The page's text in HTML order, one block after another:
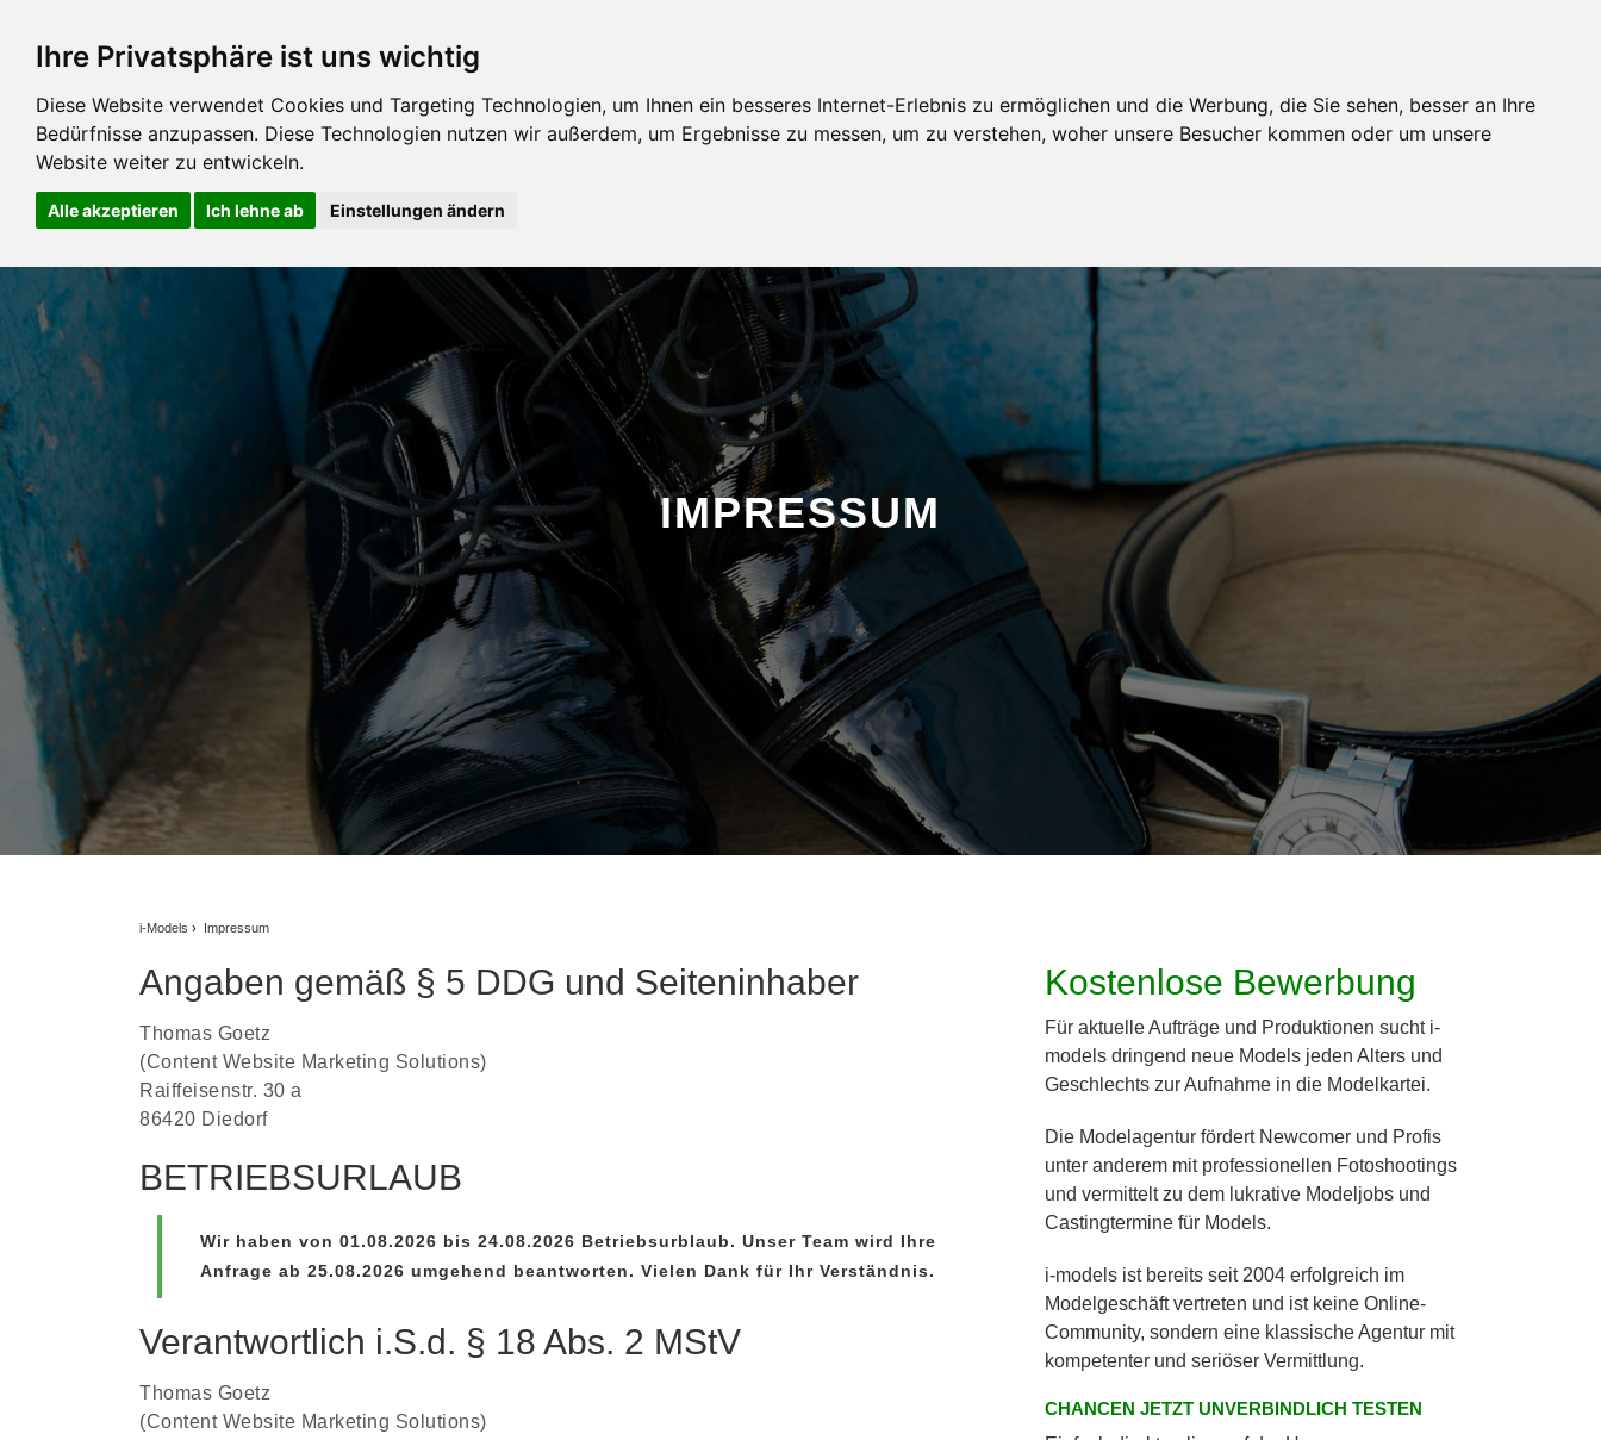
Ihre Privatsphäre ist uns wichtig
Diese Website verwendet Cookies und Targeting Technologien, um Ihnen ein besseres Internet-Erlebnis zu ermöglichen und die Werbung, die Sie sehen, besser an Ihre
Bedürfnisse anzupassen. Diese Technologien nutzen wir außerdem, um Ergebnisse zu messen, um zu verstehen, woher unsere Besucher kommen oder um unsere
Website weiter zu entwickeln.
Alle akzeptieren Ich lehne ab Einstellungen ändern
IMPRESSUM
i-Models Impressum
Angaben gemäß § 5 DDG und Seiteninhaber
Thomas Goetz
(Content Website Marketing Solutions)
Raiffeisenstr. 30 a
86420 Diedorf
BETRIEBSURLAUB
Wir haben von 01.08.2026 bis 24.08.2026 Betriebsurblaub. Unser Team wird Ihre
Anfrage ab 25.08.2026 umgehend beantworten. Vielen Dank für Ihr Verständnis.
Verantwortlich i.S.d. § 18 Abs. 2 MStV
Thomas Goetz
(Content Website Marketing Solutions)
Kostenlose Bewerbung
Für aktuelle Aufträge und Produktionen sucht i-
models dringend neue Models jeden Alters und
Geschlechts zur Aufnahme in die Modelkartei.
Die Modelagentur fördert Newcomer und Profis
unter anderem mit professionellen Fotoshootings
und vermittelt zu dem lukrative Modeljobs und
Castingtermine für Models.
i-models ist bereits seit 2004 erfolgreich im
Modelgeschäft vertreten und ist keine Online-
Community, sondern eine klassische Agentur mit
kompetenter und seriöser Vermittlung.
CHANCEN JETZT UNVERBINDLICH TESTEN